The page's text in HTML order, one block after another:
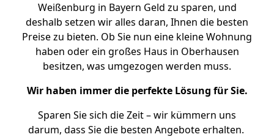
Weißenburg in Bayern Geld zu sparen, und
deshalb setzen wir alles daran, Ihnen die besten
Preise zu bieten. Ob Sie nun eine kleine Wohnung
haben oder ein großes Haus in Oberhausen
besitzen, was umgezogen werden muss.
Wir haben immer die perfekte Lösung für Sie.
Sparen Sie sich die Zeit – wir kümmern uns
darum, dass Sie die besten Angebote erhalten.